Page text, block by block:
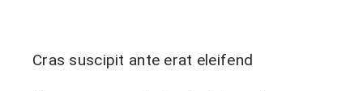
Cras suscipit ante erat eleifend